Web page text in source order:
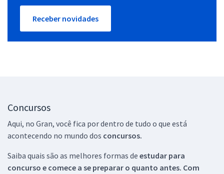
Receber novidades
Concursos
Aqui, no Gran, você fica por dentro de tudo o que está
acontecendo no mundo dos concursos.
Saiba quais são as melhores formas de estudar para
concurso e comece a se preparar o quanto antes. Com